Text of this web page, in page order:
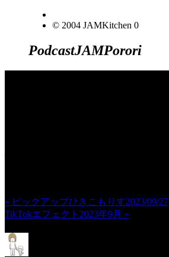
© 2004 JAMKitchen 0
PodcastJAMPorori
« ピックアップひきこもりす2023/09/27
TikTokエフェクト2023年9月 »